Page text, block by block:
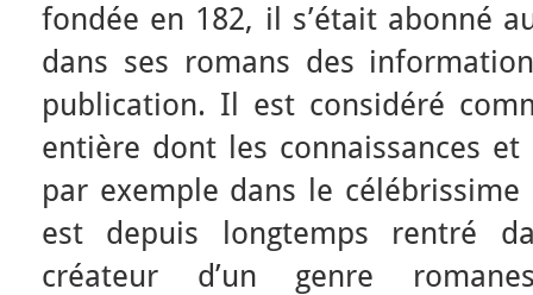
fondée en 182, il s’était abonné
dans ses romans des
publication. Il est considéré
entière dont les connaissances
par exemple dans le célébrissime
est depuis longtemps rentré
créateur d’un genre